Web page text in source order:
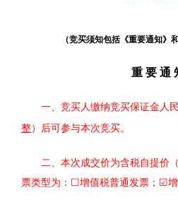
（竞买须知包括《重要通知》
重 要 通
一、竞买人缴纳竞买保证金人
整）后可参与本次竞买。
二、本次成交价为含税自提价
票类型为：☐增值税普通发票；☑增